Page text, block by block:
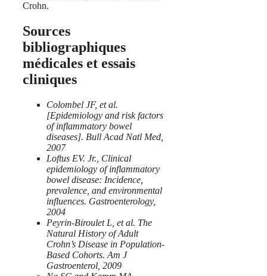
Crohn.
Sources
bibliographiques
médicales et essais
cliniques
Colombel JF, et al.
[Epidemiology and risk factors
of inflammatory bowel
diseases]. Bull Acad Natl Med,
2007
Loftus EV. Jr., Clinical
epidemiology of inflammatory
bowel disease: Incidence,
prevalence, and environmental
influences. Gastroenterology,
2004
Peyrin-Biroulet L, et al. The
Natural History of Adult
Crohn’s Disease in Population-
Based Cohorts. Am J
Gastroenterol, 2009